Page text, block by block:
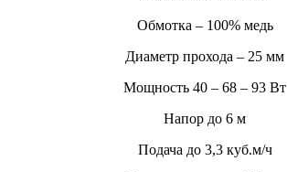
Обмотка – 100% медь
Диаметр прохода – 25 мм
Мощность 40 – 68 – 93 Вт
Напор до 6 м
Подача до 3,3 куб.м/ч